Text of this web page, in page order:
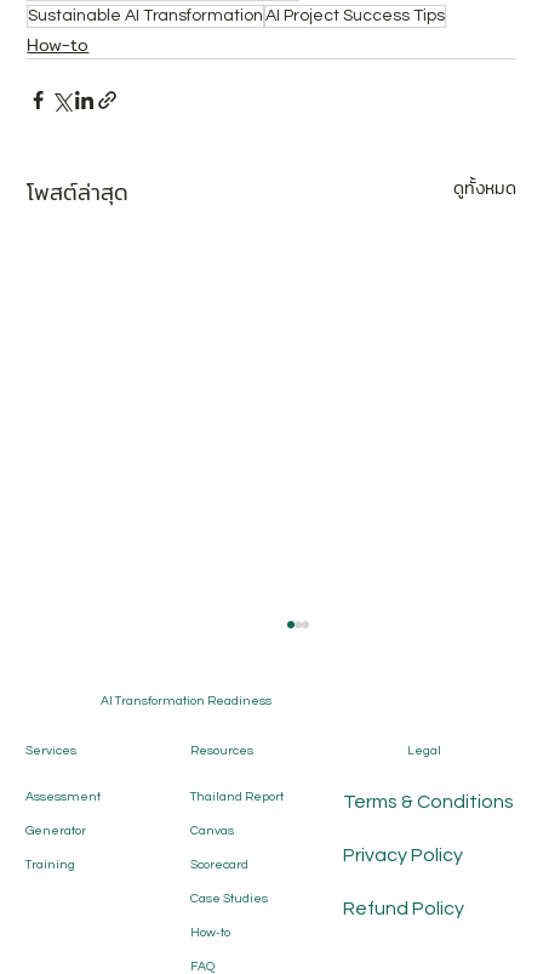
Sustainable AI Transformation AI Project Success Tips
How-to
โพสต์ล่าสุด ดูทั้งหมด
AI Transformation Scorecard: ระบบวัด
ความก้าวหน้าเชิงกลยุทธ์ เพื่อขับเคลื่อนองค์กร
AI Transformation Readiness
Services
Assessment
Generator
Training
Resources
Thailand Report
Canvas
Scorecard
Case Studies
How-to
FAQ
Legal
Terms & Conditions
Privacy Policy
Refund Policy